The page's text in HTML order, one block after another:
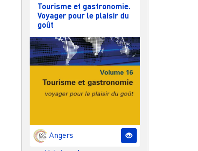
Tourisme et gastronomie.
Voyager pour le plaisir du
goût
Angers